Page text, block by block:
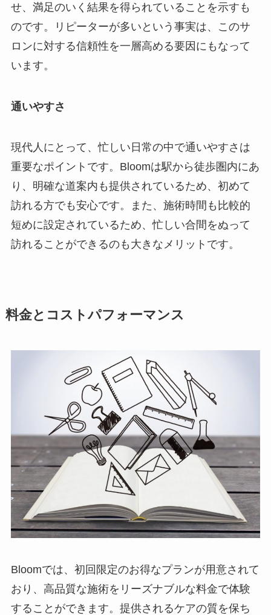
せ、満足のいく結果を得られていることを示すも
のです。リピーターが多いという事実は、このサ
ロンに対する信頼性を一層高める要因にもなって
います。
通いやすさ
現代人にとって、忙しい日常の中で通いやすさは
重要なポイントです。Bloomは駅から徒歩圏内にあ
り、明確な道案内も提供されているため、初めて
訪れる方でも安心です。また、施術時間も比較的
短めに設定されているため、忙しい合間をぬって
訪れることができるのも大きなメリットです。
料金とコストパフォーマンス
Bloomでは、初回限定のお得なプランが用意されて
おり、高品質な施術をリーズナブルな料金で体験
することができます。提供されるケアの質を保ち